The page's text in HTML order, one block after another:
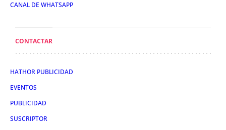
CANAL DE WHATSAPP
CONTACTAR
HATHOR PUBLICIDAD
EVENTOS
PUBLICIDAD
SUSCRIPTOR